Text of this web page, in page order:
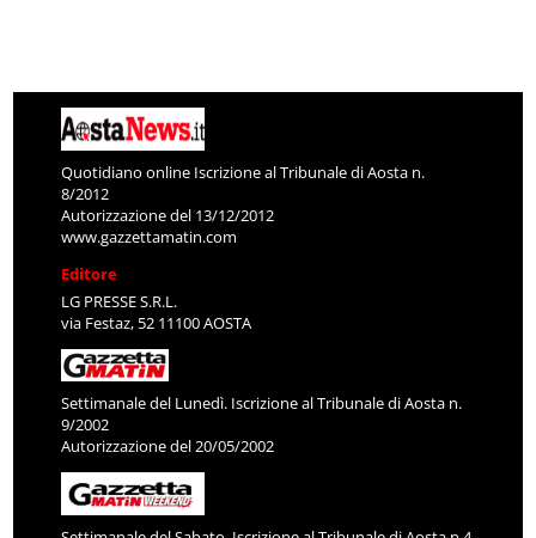
Quotidiano online Iscrizione al Tribunale di Aosta n.
8/2012
Autorizzazione del 13/12/2012
www.gazzettamatin.com
Editore
LG PRESSE S.R.L.
via Festaz, 52 11100 AOSTA
Settimanale del Lunedì. Iscrizione al Tribunale di Aosta n.
9/2002
Autorizzazione del 20/05/2002